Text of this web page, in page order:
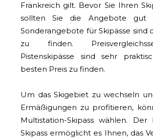
Frankreich gilt. Bevor Sie Ihren
sollten Sie die Angebote gut
Sonderangebote für Skipässe sind
zu finden.
Pistenskipässe sind sehr
besten Preis zu finden.
Um das Skigebiet zu wechseln
Ermäßigungen zu profitieren,
Multistation-Skipass wählen. Der
Skipass ermöglicht es Ihnen, das